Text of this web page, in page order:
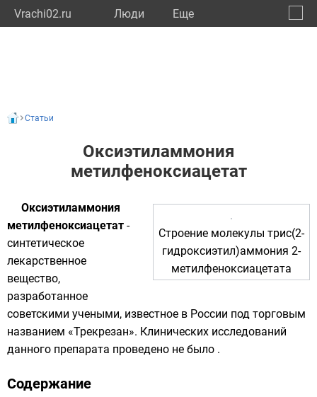
Vrachi02.ru Люди Eще
Статьи
Оксиэтиламмония
метилфеноксиацетат
Строение молекулы трис(2-
гидроксиэтил)аммония 2-
метилфеноксиацетата
Оксиэтиламмония
метилфеноксиацетат -
синтетическое
лекарственное
вещество,
разработанное
советскими учеными, известное в России под торговым
названием «Трекрезан». Клинических исследований
данного препарата проведено не было .
Содержание